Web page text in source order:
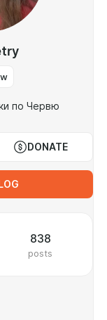
по Червю
DONATE
838
posts